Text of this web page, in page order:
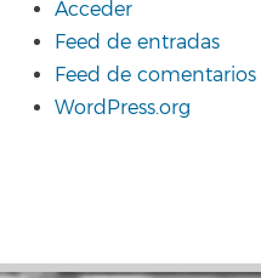
Acceder
Feed de entradas
Feed de comentarios
WordPress.org